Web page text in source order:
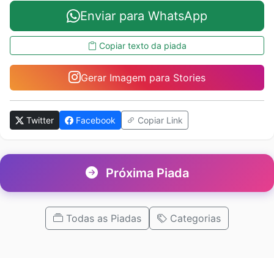
Enviar para WhatsApp
Copiar texto da piada
Gerar Imagem para Stories
Twitter Facebook Copiar Link
Próxima Piada
Todas as Piadas Categorias